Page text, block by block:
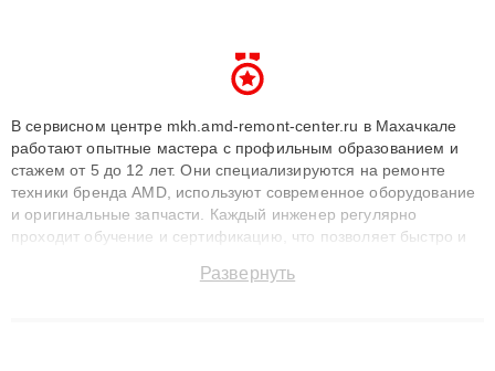
В сервисном центре mkh.amd-remont-center.ru в Махачкале
работают опытные мастера с профильным образованием и
стажем от 5 до 12 лет. Они специализируются на ремонте
техники бренда AMD, используют современное оборудование
и оригинальные запчасти. Каждый инженер регулярно
проходит обучение и сертификацию, что позволяет быстро и
сохранением гарантии до 3 лет. Наши мастера решают
Развернуть